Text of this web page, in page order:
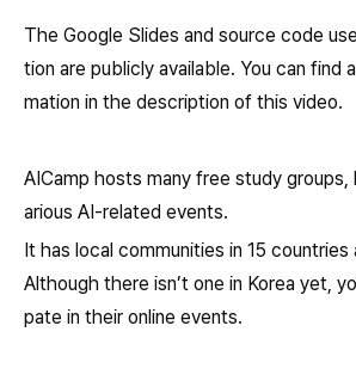
The Google Slides and source code
tion are publicly available. You can find
mation in the description of this video.
AICamp hosts many free study groups,
arious AI-related events.
It has local communities in 15
Although there isn’t one in Korea yet,
pate in their online events.